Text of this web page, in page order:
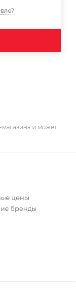
магазина и может
цены
бренды